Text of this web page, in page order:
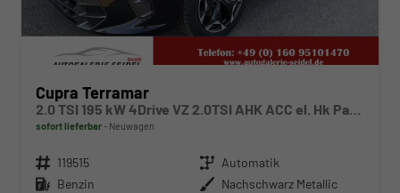
Cupra Terramar
sofort lieferbar Neuwagen
Fahrzeugnr. 119515 Getriebe Automatik
Kraftstoff Benzin Außenfarbe Nachschwarz Metallic